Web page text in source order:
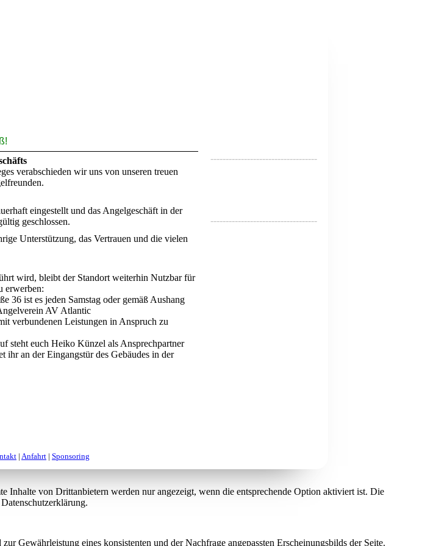
verabschieden wir uns von unseren treuen
eingestellt und das Angelgeschäft in der
geschlossen.
Unterstützung, das Vertrauen und die vielen
wird, bleibt der Standort weiterhin Nutzbar für
erwerben:
36 ist es jeden Samstag oder gemäß Aushang
AV Atlantic
verbundenen Leistungen in Anspruch zu
steht euch Heiko Künzel als Ansprechpartner
an der Eingangstür des Gebäudes in der
-----------------------------------
-----------------------------------
| Anfahrt | Sponsoring
Inhalte von Drittanbietern werden nur angezeigt, wenn die entsprechende Option aktiviert ist. Die
Gewährleistung eines konsistenten und der Nachfrage angepassten Erscheinungsbilds der Seite.